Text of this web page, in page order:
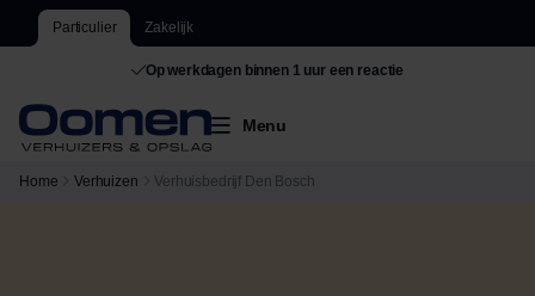
Particulier Zakelijk
De grootste van Nederland
Menu
Home Verhuizen Verhuisbedrijf Den Bosch